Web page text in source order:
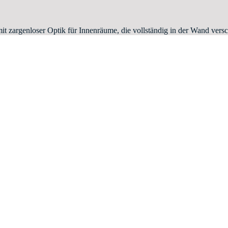
zargenloser Optik für Innenräume, die vollständig in der Wand